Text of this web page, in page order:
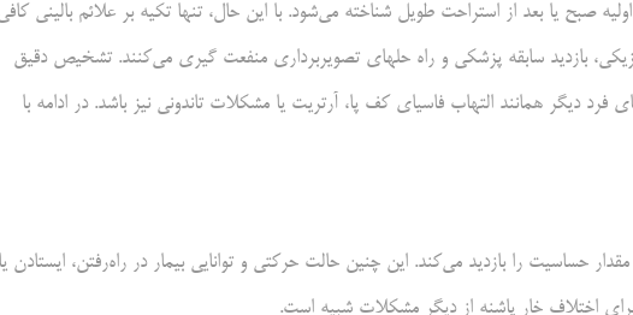
صبح یا بعد از استراحت طویل شناخته می‌شود. با این حال، تنها تکیه بر علائم بالینی
بازدید سابقه پزشکی و راه حلهای تصویربرداری منفعت گیری می‌کنند. تشخیص دقیق
دیگر همانند التهاب فاسیای کف پا، آرتریت یا مشکلات تاندونی نیز باشد. در ادامه با
حساسیت را بازدید می‌کند. این چنین حالت حرکتی و توانایی بیمار در راه‌رفتن، ایستادن
اختلاف خار پاشنه از دیگر مشکلات شبیه است.